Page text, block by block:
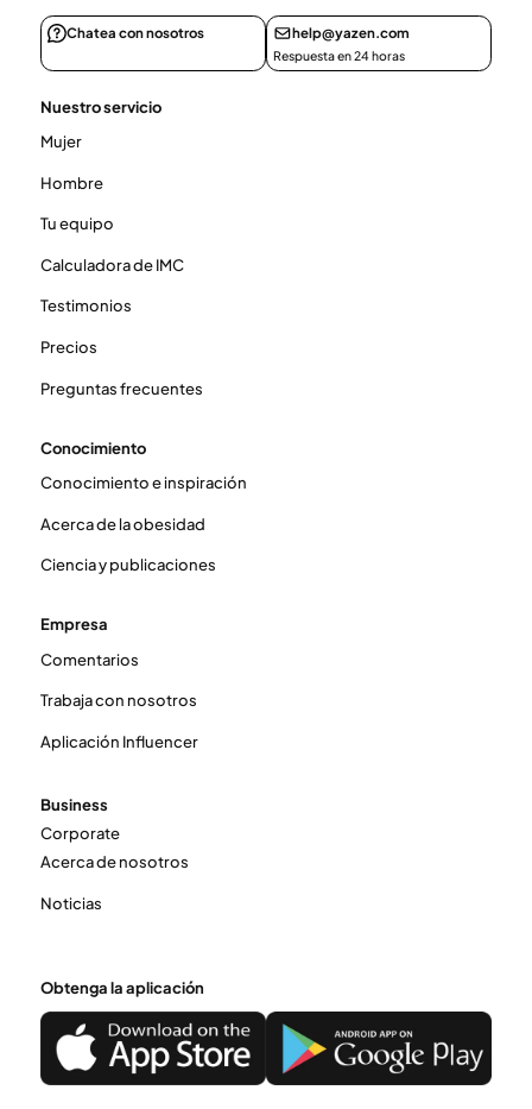
Chatea con nosotros help@yazen.com
Respuesta en 24 horas
Nuestro servicio
Mujer
Hombre
Tu equipo
Calculadora de IMC
Testimonios
Precios
Preguntas frecuentes
Conocimiento
Conocimiento e inspiración
Acerca de la obesidad
Ciencia y publicaciones
Empresa
Comentarios
Trabaja con nosotros
Aplicación Influencer
Business
Corporate
Acerca de nosotros
Noticias
Obtenga la aplicación